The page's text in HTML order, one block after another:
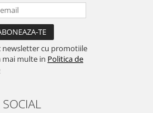
newsletter cu promotiile
mai multe in Politica de
SOCIAL